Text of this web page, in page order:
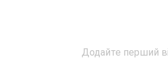
Додайте перший